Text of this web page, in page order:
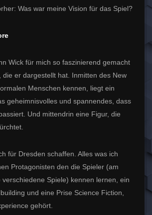
Was war meine Vision für das Spiel?
Wick für mich so faszinierend gemacht
die er dargestellt hat. Inmitten des New
Menschen kennen, liegt ein
geheimnisvolles und spannendes, dass
Und mittendrin eine Figur, die
für Dresden schaffen. Alles was ich
Protagonisten den die Spieler (am
verschiedene Spiele) kennen lernen, ein
und eine Prise Science Fiction,
gehört.